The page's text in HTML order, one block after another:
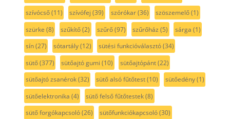
szívócső(11) szívófej (39) szórókar(36) szöszemelő(1)
szürke (8) szűkítő(2) szűrő(97) szűrőház (5) sárga (1)
sín(27) sótartály(12) sütési funkcióválasztó(34)
sütő(377) sütőajtó gumi (10) sütőajtópánt(22)
sütőajtó zsanérok(32) sütő alsó fűtőtest(10) sütőedény(1)
sütőelektronika (4) sütő felső fűtőtestek(8)
sütő forgókapcsoló(26) sütőfunkciókapcsoló(30)